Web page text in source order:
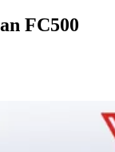
FC500